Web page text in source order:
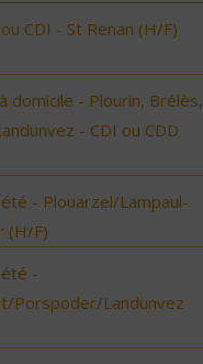
CDI - St Renan (H/F)
domicile - Plourin, Brélès,
- CDI ou CDD
- Plouarzel/Lampaul-
(H/F)
-
Porspoder/Landunvez